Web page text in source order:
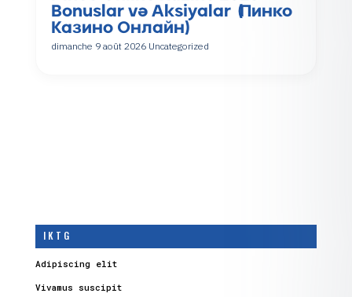
Bonuslar və Aksiyalar (Пинко
Казино Онлайн)
dimanche 9 août 2026 Uncategorized
I K T G
Adipiscing elit
Vivamus suscipit